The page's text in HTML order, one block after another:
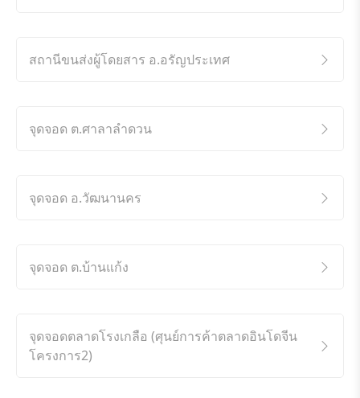
สถานีขนส่งผู้โดยสาร อ.อรัญประเทศ
จุดจอด ต.ศาลาลำดวน
จุดจอด อ.วัฒนานคร
จุดจอด ต.บ้านแก้ง
จุดจอดตลาดโรงเกลือ (ศุนย์การค้าตลาดอินโดจีน
โครงการ2)